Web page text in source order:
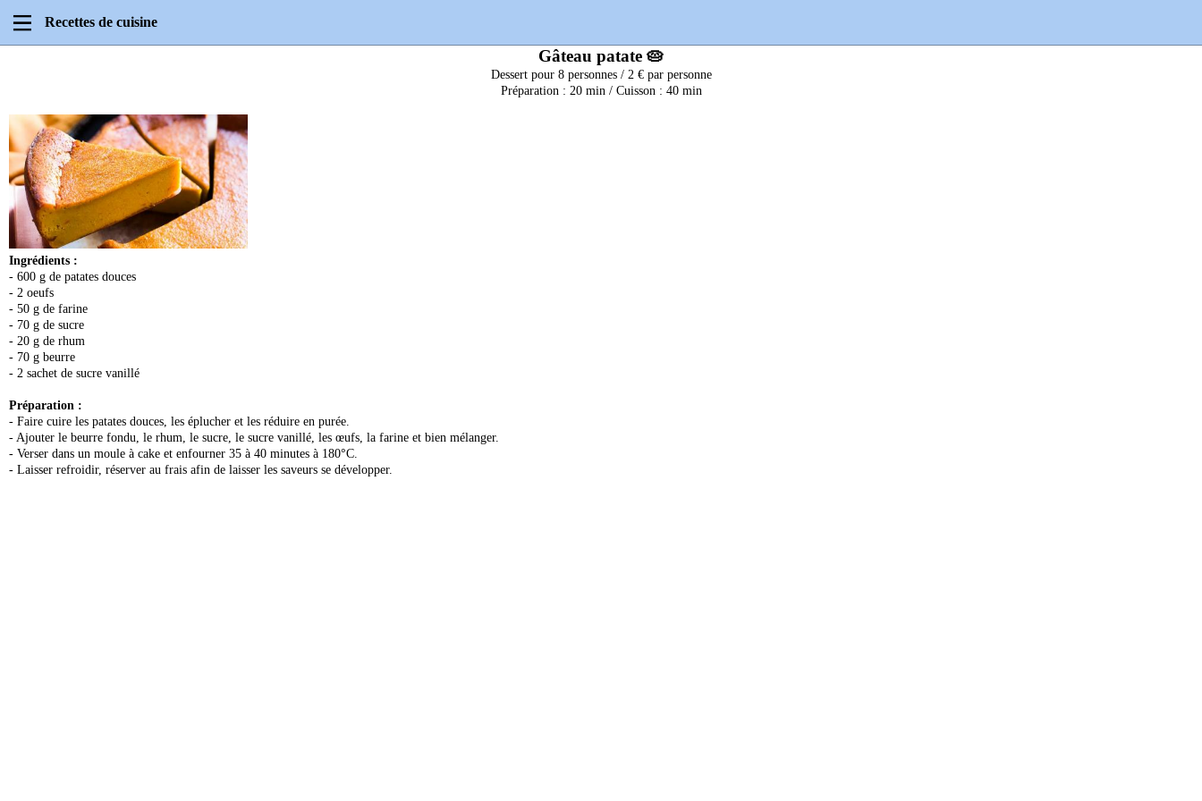
Recettes de cuisine
Gâteau patate 🥧
Dessert pour 8 personnes / 2 € par personne
Préparation : 20 min / Cuisson : 40 min
Ingrédients :
- 600 g de patates douces
- 2 oeufs
- 50 g de farine
- 70 g de sucre
- 20 g de rhum
- 70 g beurre
- 2 sachet de sucre vanillé
Préparation :
- Faire cuire les patates douces, les éplucher et les réduire en purée.
- Ajouter le beurre fondu, le rhum, le sucre, le sucre vanillé, les œufs, la farine et bien mélanger.
- Verser dans un moule à cake et enfourner 35 à 40 minutes à 180°C.
- Laisser refroidir, réserver au frais afin de laisser les saveurs se développer.